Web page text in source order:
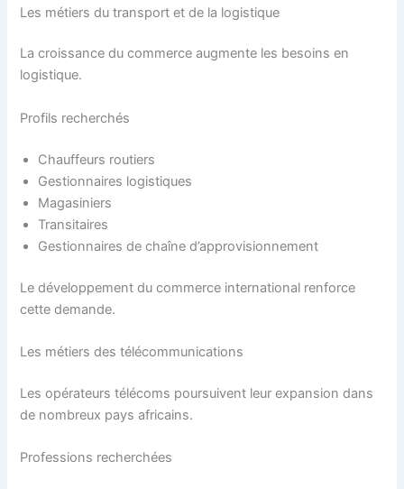
Les métiers du transport et de la logistique
La croissance du commerce augmente les besoins en
logistique.
Profils recherchés
Chauffeurs routiers
Gestionnaires logistiques
Magasiniers
Transitaires
Gestionnaires de chaîne d’approvisionnement
Le développement du commerce international renforce
cette demande.
Les métiers des télécommunications
Les opérateurs télécoms poursuivent leur expansion dans
de nombreux pays africains.
Professions recherchées